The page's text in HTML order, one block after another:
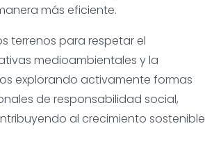
más eficiente.
terrenos para respetar el
medioambientales y la
explorando activamente formas
de responsabilidad social,
al crecimiento sostenible